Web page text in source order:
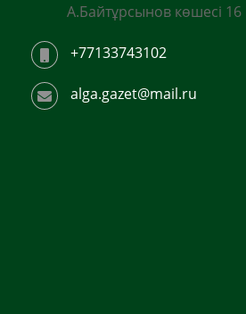
А.Байтұрсынов көшесі 16
+77133743102
alga.gazet@mail.ru